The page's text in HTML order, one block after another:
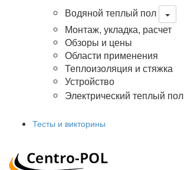
Водяной теплый пол
Монтаж, укладка, расчет
Обзоры и цены
Области применения
Теплоизоляция и стяжка
Устройство
Электрический теплый пол
Тесты и викторины